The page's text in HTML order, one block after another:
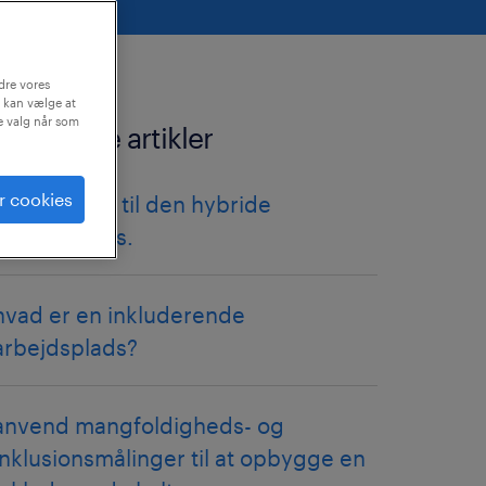
artikler
til den hybride
arbejdsplads.
er en inkluderende
mangfoldigheds- og
til at opbygge en
vores
kan vælge at
valg når som
cookies